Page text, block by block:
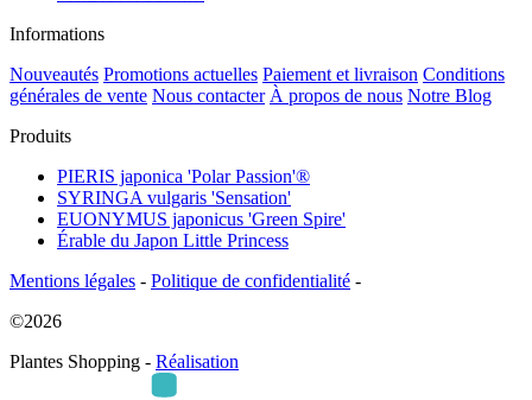
Informations
Nouveautés Promotions actuelles Paiement et livraison Conditions
générales de vente Nous contacter À propos de nous Notre Blog
Produits
PIERIS japonica 'Polar Passion'®
SYRINGA vulgaris 'Sensation'
EUONYMUS japonicus 'Green Spire'
Érable du Japon Little Princess
Mentions légales - Politique de confidentialité -
©2026
Plantes Shopping - Réalisation